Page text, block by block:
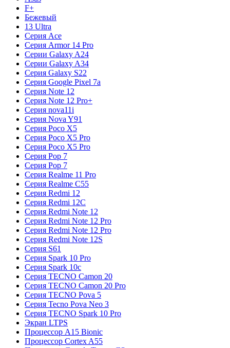
F+
Бежевый
13 Ultra
Серия Ace
Серия Armor 14 Pro
Серии Galaxy A24
Серии Galaxy A34
Серия Galaxy S22
Серия Google Pixel 7a
Серия Note 12
Серия Note 12 Pro+
Серия nova11i
Серия Nova Y91
Серия Poco X5
Серия Poco X5 Pro
Серия Poco X5 Pro
Серия Pop 7
Серия Pop 7
Серия Realme 11 Pro
Серия Realme C55
Серия Redmi 12
Серия Redmi 12C
Серия Redmi Note 12
Серия Redmi Note 12 Pro
Серия Redmi Note 12 Pro
Серия Redmi Note 12S
Серия S61
Серия Spark 10 Pro
Серия Spark 10c
Серия TECNO Camon 20
Серия TECNO Camon 20 Pro
Серия TECNO Pova 5
Серия Tecno Pova Neo 3
Серия TECNO Spark 10 Pro
Экран LTPS
Процессор A15 Bionic
Процессор Cortex A55